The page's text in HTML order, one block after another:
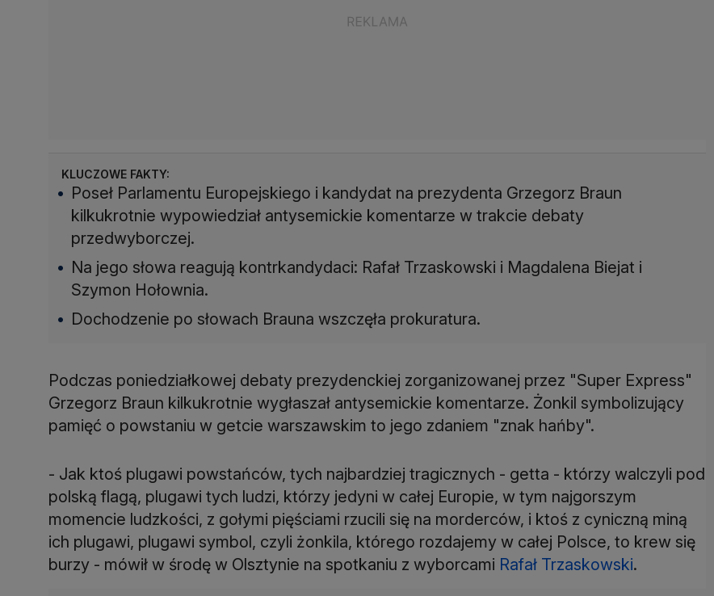
KLUCZOWE FAKTY:
Poseł Parlamentu Europejskiego i kandydat na prezydenta Grzegorz Braun
kilkukrotnie wypowiedział antysemickie komentarze w trakcie debaty
przedwyborczej.
Na jego słowa reagują kontrkandydaci: Rafał Trzaskowski i Magdalena Biejat i
Szymon Hołownia.
Dochodzenie po słowach Brauna wszczęła prokuratura.
Podczas poniedziałkowej debaty prezydenckiej zorganizowanej przez "Super Express"
Grzegorz Braun kilkukrotnie wygłaszał antysemickie komentarze. Żonkil symbolizujący
pamięć o powstaniu w getcie warszawskim to jego zdaniem "znak hańby".
- Jak ktoś plugawi powstańców, tych najbardziej tragicznych - getta - którzy walczyli pod
polską flagą, plugawi tych ludzi, którzy jedyni w całej Europie, w tym najgorszym
momencie ludzkości, z gołymi pięściami rzucili się na morderców, i ktoś z cyniczną miną
ich plugawi, plugawi symbol, czyli żonkila, którego rozdajemy w całej Polsce, to krew się
burzy - mówił w środę w Olsztynie na spotkaniu z wyborcami Rafał Trzaskowski.